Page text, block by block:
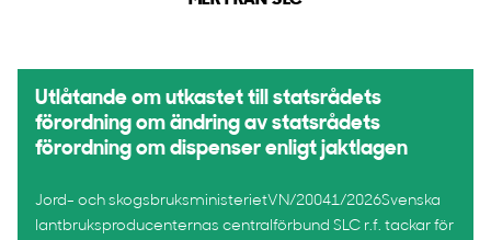
Utlåtande om utkastet till statsrådets
förordning om ändring av statsrådets
förordning om dispenser enligt jaktlagen
Jord- och skogsbruksministerietVN/20041/2026Svenska
lantbruksproducenternas centralförbund SLC r.f. tackar för